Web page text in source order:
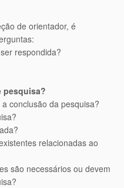
de orientador, é
respondida?
pesquisa?
conclusão da pesquisa?
relacionadas ao
são necessários ou devem